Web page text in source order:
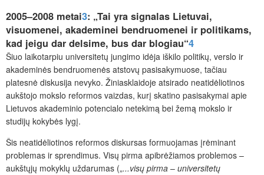
2005–2008 metai3: „Tai yra signalas Lietuvai,
visuomenei, akademinei bendruomenei ir politikams,
kad jeigu dar delsime, bus dar blogiau“4
Šiuo laikotarpiu universitetų jungimo idėja iškilo politikų, verslo ir
akademinės bendruomenės atstovų pasisakymuose, tačiau
platesnė diskusija nevyko. Žiniasklaidoje atsirado neatidėliotinos
aukštojo mokslo reformos vaizdas, kurį skatino pasisakymai apie
Lietuvos akademinio potencialo netekimą bei žemą mokslo ir
studijų kokybės lygį.
Šis neatidėliotinos reformos diskursas formuojamas įrėminant
problemas ir sprendimus. Visų pirma apibrėžiamos problemos –
aukštųjų mokyklų uždarumas („...visų pirma – universitetų